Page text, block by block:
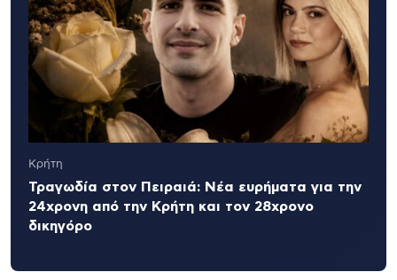
Κρήτη
Τραγωδία στον Πειραιά: Νέα ευρήματα για την
24χρονη από την Κρήτη και τον 28χρονο
δικηγόρο